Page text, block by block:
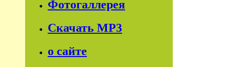
Фотогаллерея
Скачать МР3
о сайте